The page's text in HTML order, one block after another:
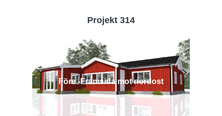
Projekt 314
Före -Framsida mot nordost